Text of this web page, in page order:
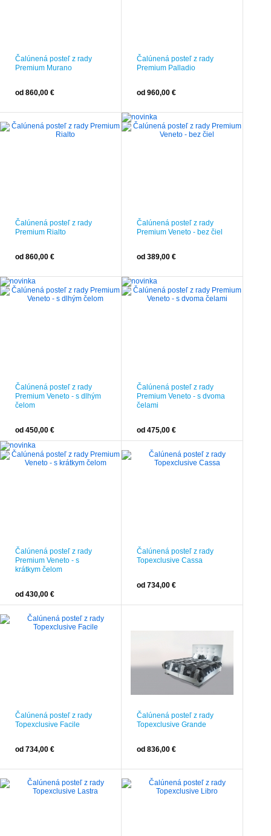
Čalúnená posteľ z rady
Premium Murano
od 860,00 €
Čalúnená posteľ z rady
Premium Palladio
od 960,00 €
Čalúnená posteľ z rady
Premium Rialto
od 860,00 €
Čalúnená posteľ z rady
Premium Veneto - bez čiel
od 389,00 €
Čalúnená posteľ z rady
Premium Veneto - s dlhým
čelom
od 450,00 €
Čalúnená posteľ z rady
Premium Veneto - s dvoma
čelami
od 475,00 €
Čalúnená posteľ z rady
Premium Veneto - s
krátkym čelom
od 430,00 €
Čalúnená posteľ z rady
Topexclusive Cassa
od 734,00 €
Čalúnená posteľ z rady
Topexclusive Facile
od 734,00 €
Čalúnená posteľ z rady
Topexclusive Grande
od 836,00 €